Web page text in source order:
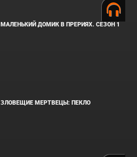
МАЛЕНЬКИЙ ДОМИК В ПРЕРИЯХ. СЕЗОН 1
ЗЛОВЕЩИЕ МЕРТВЕЦЫ: ПЕКЛО